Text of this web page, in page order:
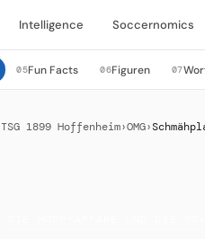
Intelligence Soccernomics
05Fun Facts 06Figuren 07
TSG 1899 Hoffenheim›OMG›